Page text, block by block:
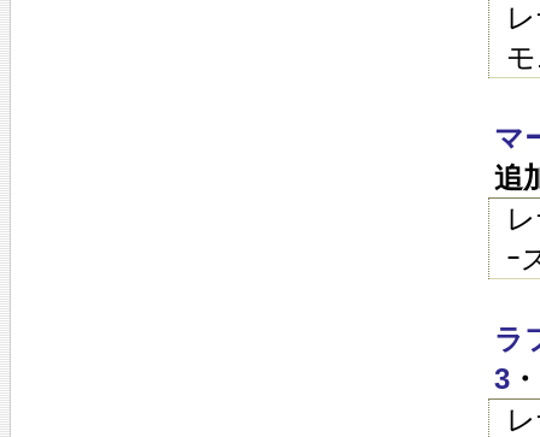
マ
追
ｰ
ラ
3